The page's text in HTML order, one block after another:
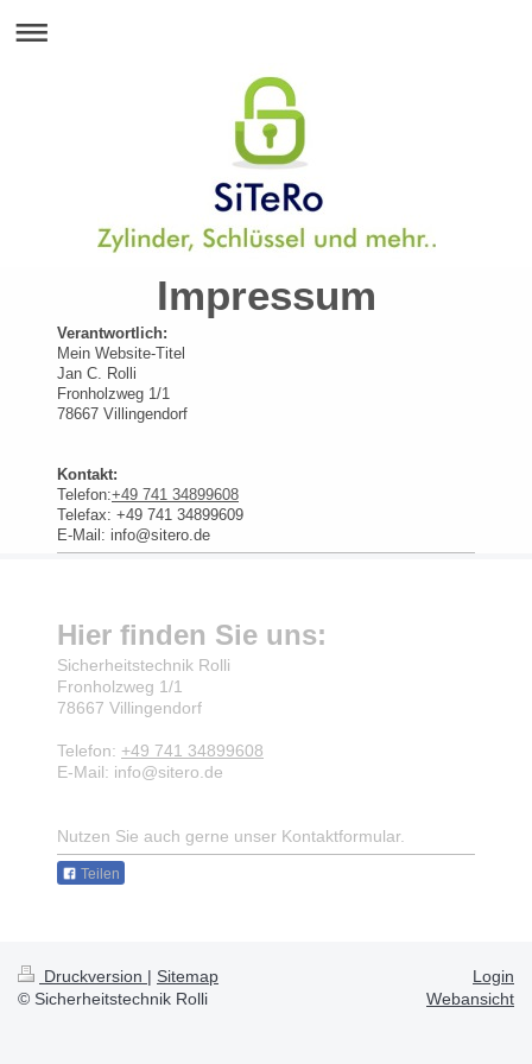
Impressum
Verantwortlich:
Mein Website-Titel
Jan C. Rolli
Fronholzweg 1/1
78667 Villingendorf
Kontakt:
Telefon:+49 741 34899608
Telefax: +49 741 34899609
E-Mail: info@sitero.de
Hier finden Sie uns:
Sicherheitstechnik Rolli
Fronholzweg 1/1
78667 Villingendorf
Telefon: +49 741 34899608
E-Mail: info@sitero.de
Nutzen Sie auch gerne unser Kontaktformular.
Teilen
Druckversion | Sitemap
© Sicherheitstechnik Rolli
Login
Webansicht